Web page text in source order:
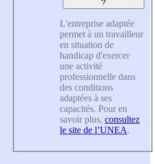
?
L'entreprise adaptée
permet à un travailleur
en situation de
handicap d'exercer
une activité
professionnelle dans
des conditions
adaptées à ses
capacités. Pour en
savoir plus, consultez
le site de l’UNEA.